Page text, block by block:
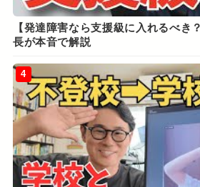
【発達障害なら支援級に入れるべき
長が本音で解説
4